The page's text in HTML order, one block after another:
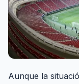
Aunque la